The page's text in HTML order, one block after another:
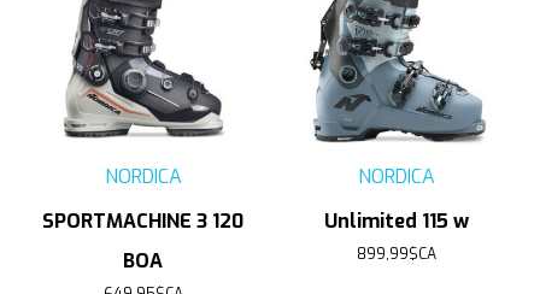
NORDICA
SPORTMACHINE 3 120
BOA
NORDICA
Unlimited 115 w
899,99$CA